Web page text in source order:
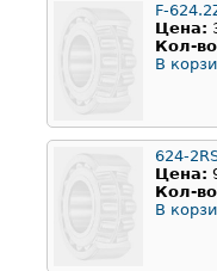
F-
Цена:
Кол-
В
624-
Цена:
Кол-
В